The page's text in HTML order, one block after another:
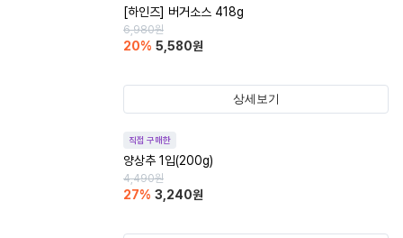
[하인즈] 버거소스 418g
6,980원
20% 5,580원
상세보기
직접 구매한
양상추 1입(200g)
4,490원
27% 3,240원